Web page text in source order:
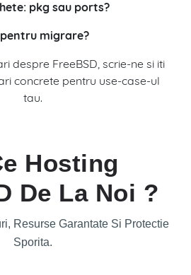
pkg sau ports?
migrare?
despre FreeBSD, scrie-ne si iti
concrete pentru use-case-ul
tau.
Hosting
De La Noi ?
Resurse Garantate Si Protectie
Sporita.